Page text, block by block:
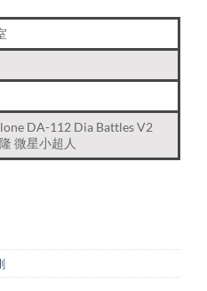
DA-112 Dia Battles V2
微星小超人